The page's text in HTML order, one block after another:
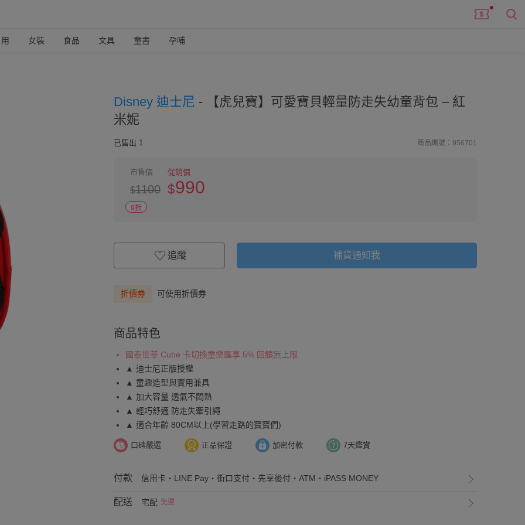
女裝 食品 文具 童書 孕哺
Disney 迪士尼 - 【虎兒寶】可愛寶貝輕量防走失幼童背包 – 紅
米妮
已售出 1 商品編號：956701
市售價
$1100
促銷價
$990
9折
追蹤 補貨通知我
折價券 可使用折價券
商品特色
國泰世華 Cube 卡切換童樂匯享 5% 回饋無上限
▲ 迪士尼正版授權
▲ 童趣造型與實用兼具
▲ 加大容量 透氣不悶熱
▲ 輕巧舒適 防走失牽引繩
▲ 適合年齡 80CM以上(學習走路的寶寶們)
口碑嚴選 正品保證 加密付款 7天鑑賞
付款 信用卡・LINE Pay・街口支付・先享後付・ATM・iPASS MONEY
配送 宅配 免運